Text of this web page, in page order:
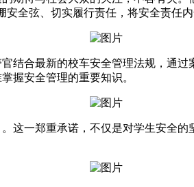
全弦、切实履行责任，将安全责任
合最新的校车安全管理法规，通过
握安全管理的重要知识。
一郑重承诺，不仅是对学生安全的